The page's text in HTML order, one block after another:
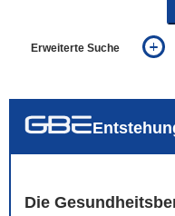
Erweiterte Suche
auch in allen Texten
Die